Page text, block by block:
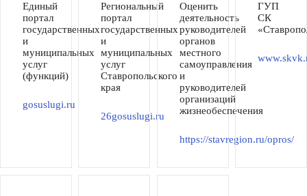
Единый
портал
государственных
и
муниципальных
услуг
(функций)
gosuslugi.ru
Региональный
портал
государственных
и
муниципальных
услуг
Ставропольского
края
26gosuslugi.ru
Оценить
деятельность
руководителей
органов
местного
самоуправления
и
руководителей
организаций
жизнеобеспечения
https://stavregion.ru/opros/
ГУП
СК